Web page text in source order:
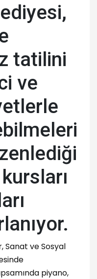
tatilini
ve
Sanat ve Sosyal
piyano,